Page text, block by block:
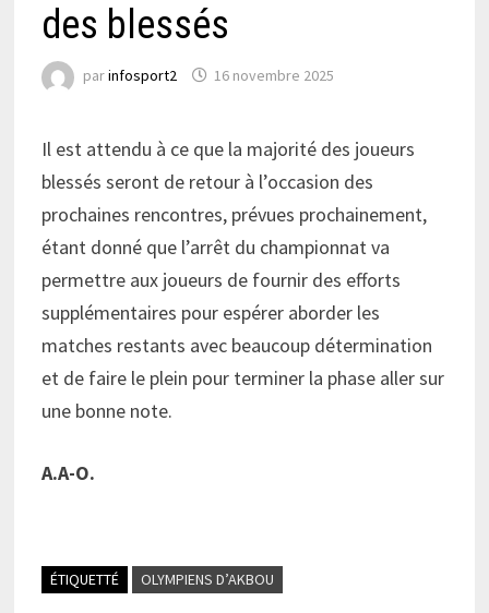
des blessés
parinfosport2 16 novembre 2025
Il est attendu à ce que la majorité des joueurs
blessés seront de retour à l’occasion des
prochaines rencontres, prévues prochainement,
étant donné que l’arrêt du championnat va
permettre aux joueurs de fournir des efforts
supplémentaires pour espérer aborder les
matches restants avec beaucoup détermination
et de faire le plein pour terminer la phase aller sur
une bonne note.
A.A-O.
ÉTIQUETTÉ OLYMPIENS D’AKBOU